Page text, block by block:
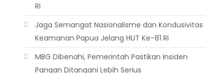
RI
Jaga Semangat Nasionalisme dan Kondusivitas
Keamanan Papua Jelang HUT Ke-81 RI
MBG Dibenahi, Pemerintah Pastikan Insiden
Pangan Ditangani Lebih Serius